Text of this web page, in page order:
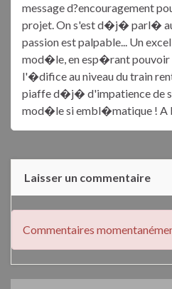
message d?encouragement
projet. On s'est d�j� parl�
passion est palpable... Un
mod�le, en esp�rant
l'�difice au niveau du train
piaffe d�j� d'impatience de
mod�le si embl�matique ! A
Laisser un commentaire
Commentaires